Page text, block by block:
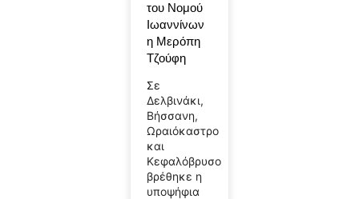
του Νομού
Ιωαννίνων
η Μερόπη
Τζούφη
Σε
Δελβινάκι,
Βήσσανη,
Ωραιόκαστρο
και
Κεφαλόβρυσο
βρέθηκε η
υποψήφια